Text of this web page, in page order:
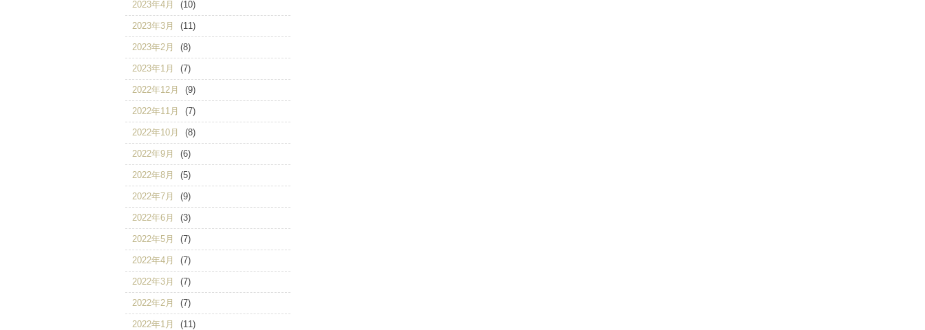
2023年4月 (10)
2023年3月 (11)
2023年2月 (8)
2023年1月 (7)
2022年12月 (9)
2022年11月 (7)
2022年10月 (8)
2022年9月 (6)
2022年8月 (5)
2022年7月 (9)
2022年6月 (3)
2022年5月 (7)
2022年4月 (7)
2022年3月 (7)
2022年2月 (7)
2022年1月 (11)